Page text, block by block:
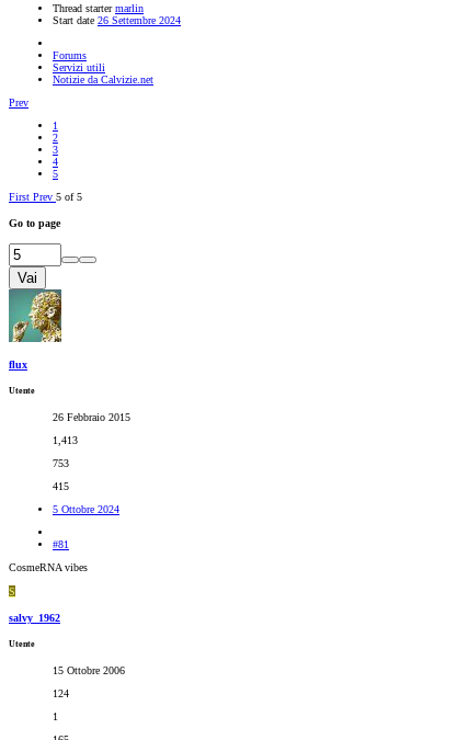
Thread starter marlin
Start date 26 Settembre 2024
Forums
Servizi utili
Notizie da Calvizie.net
Prev
1
2
3
4
5
First Prev 5 of 5
Go to page
Vai
flux
Utente
26 Febbraio 2015
1,413
753
415
5 Ottobre 2024
#81
CosmeRNA vibes
S
salvy_1962
Utente
15 Ottobre 2006
124
1